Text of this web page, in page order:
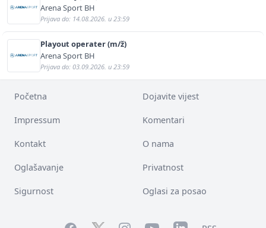
Arena Sport BH
Prijava do: 14.08.2026. u 23:59
Playout operater (m/ž)
Arena Sport BH
Prijava do: 03.09.2026. u 23:59
Početna Dojavite vijest
Impressum Komentari
Kontakt O nama
Oglašavanje Privatnost
Sigurnost Oglasi za posao